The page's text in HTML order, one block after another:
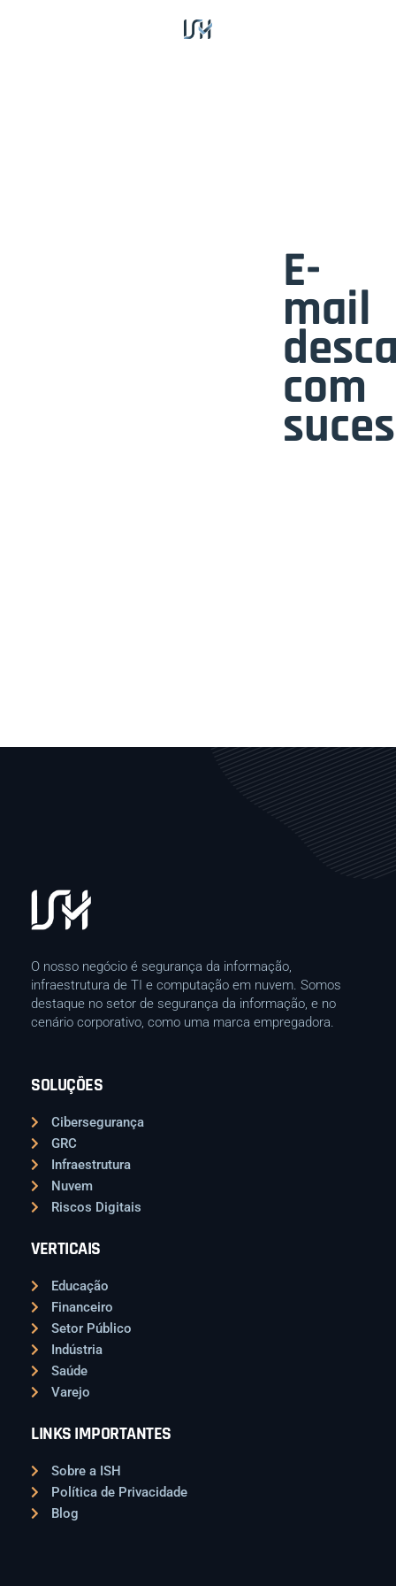
E-
mail
com
O nosso negócio é segurança da informação,
infraestrutura de TI e computação em nuvem. Somos
destaque no setor de segurança da informação, e no
cenário corporativo, como uma marca empregadora.
SOLUÇÕES
Cibersegurança
GRC
Infraestrutura
Nuvem
Riscos Digitais
VERTICAIS
Educação
Financeiro
Setor Público
Indústria
Saúde
Varejo
LINKS IMPORTANTES
Sobre a ISH
Política de Privacidade
Blog